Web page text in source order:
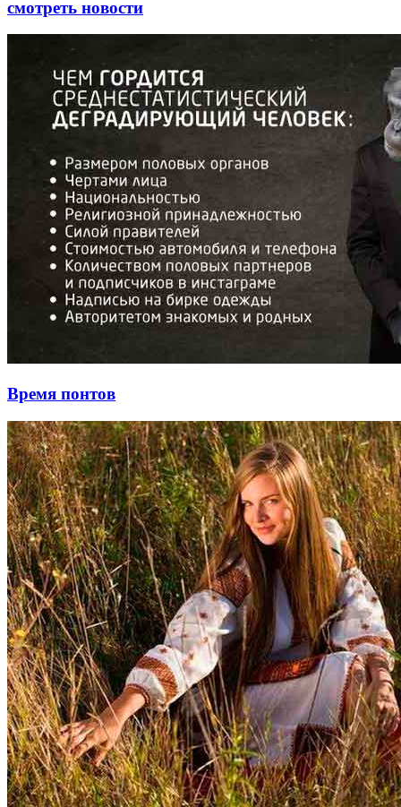
смотреть новости
Время понтов